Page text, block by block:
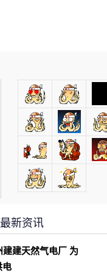
最新资讯
建天然气电厂 为
电